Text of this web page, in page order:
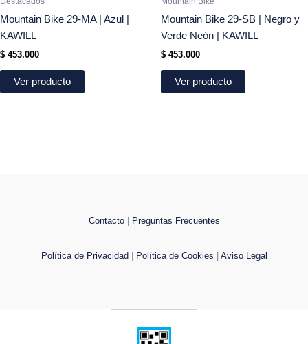
Mountain Bike 29-MA | Azul |
KAWILL
$ 453.000
Ver producto
Mountain Bike 29-SB | Negro y
Verde Neón | KAWILL
$ 453.000
Ver producto
Contacto| Preguntas Frecuentes
Política de Privacidad| Política de Cookies | Aviso Legal